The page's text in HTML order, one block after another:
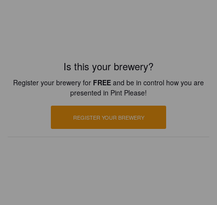
Is this your brewery?
Register your brewery for FREE and be in control how you are
presented in Pint Please!
REGISTER YOUR BREWERY